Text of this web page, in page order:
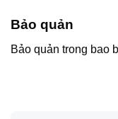
Bảo quản
Bảo quản trong bao